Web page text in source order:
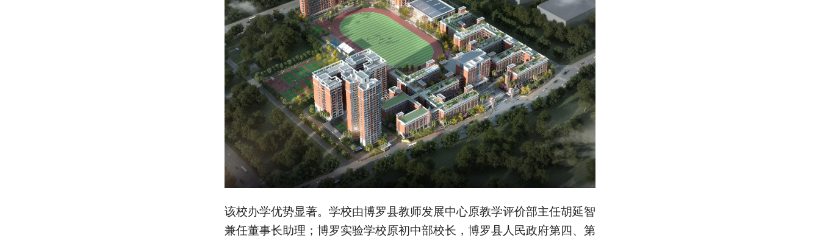
该校办学优势显著。学校由博罗县教师发展中心原教学评价部主任胡延智
兼任董事长助理；博罗实验学校原初中部校长，博罗县人民政府第四、第